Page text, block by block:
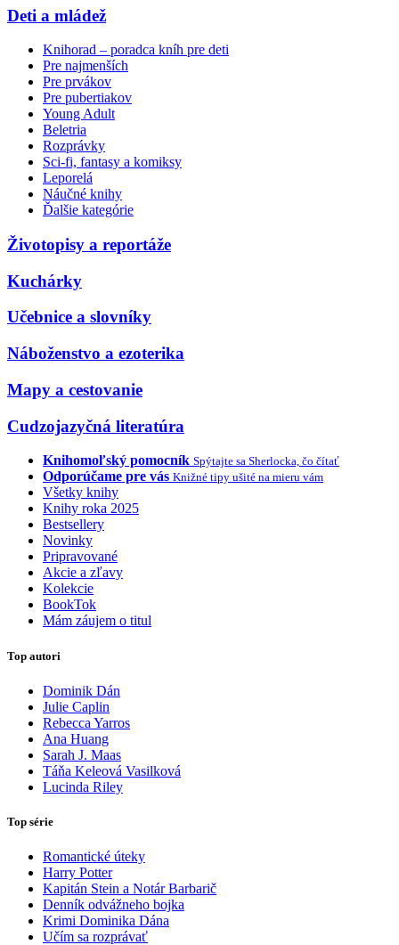
Deti a mládež
Knihorad – poradca kníh pre deti
Pre najmenších
Pre prvákov
Pre pubertiakov
Young Adult
Beletria
Rozprávky
Sci-fi, fantasy a komiksy
Leporelá
Náučné knihy
Ďalšie kategórie
Životopisy a reportáže
Kuchárky
Učebnice a slovníky
Náboženstvo a ezoterika
Mapy a cestovanie
Cudzojazyčná literatúra
Knihomoľský pomocník Spýtajte sa Sherlocka, čo čítať
Odporúčame pre vás Knižné tipy ušité na mieru vám
Všetky knihy
Knihy roka 2025
Bestsellery
Novinky
Pripravované
Akcie a zľavy
Kolekcie
BookTok
Mám záujem o titul
Top autori
Dominik Dán
Julie Caplin
Rebecca Yarros
Ana Huang
Sarah J. Maas
Táňa Keleová Vasilková
Lucinda Riley
Top série
Romantické úteky
Harry Potter
Kapitán Stein a Notár Barbarič
Denník odvážneho bojka
Krimi Dominika Dána
Učím sa rozprávať